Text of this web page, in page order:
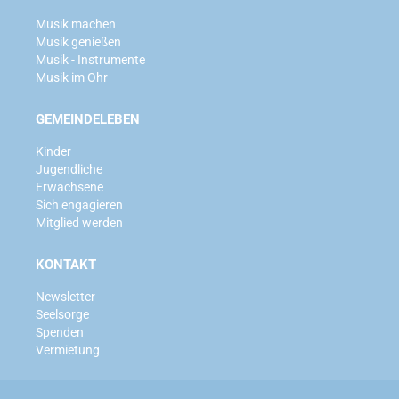
Musik machen
Musik genießen
Musik - Instrumente
Musik im Ohr
GEMEINDELEBEN
Kinder
Jugendliche
Erwachsene
Sich engagieren
Mitglied werden
KONTAKT
Newsletter
Seelsorge
Spenden
Vermietung